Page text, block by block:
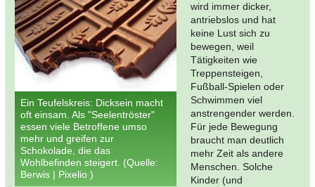
Ein Teufelskreis: Dicksein macht
oft einsam. Als "Seelentröster"
essen viele Betroffene umso
mehr und greifen zur
Schokolade, die das
Wohlbefinden steigert. (Quelle:
Berwis | Pixelio )
wird immer dicker,
antriebslos und hat
keine Lust sich zu
bewegen, weil
Tätigkeiten wie
Treppensteigen,
Fußball-Spielen oder
Schwimmen viel
anstrengender werden.
Für jede Bewegung
braucht man deutlich
mehr Zeit als andere
Menschen. Solche
Kinder (und